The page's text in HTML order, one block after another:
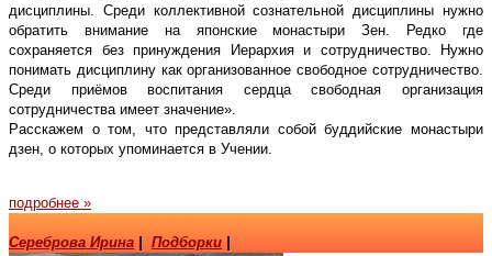
дисциплины. Среди коллективной сознательной дисциплины нужно
обратить внимание на японские монастыри Зен. Редко где
сохраняется без принуждения Иерархия и сотрудничество. Нужно
понимать дисциплину как организованное свободное сотрудничество.
Среди приёмов воспитания сердца свободная организация
сотрудничества имеет значение».
Расскажем о том, что представляли собой буддийские монастыри
дзен, о которых упоминается в Учении.
подробнее »
Сереброва Ирина Подборки